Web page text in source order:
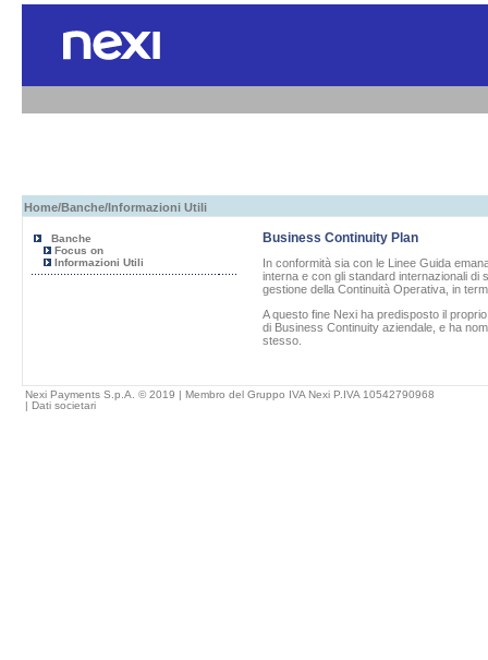
Home/Banche/Informazioni Utili
Banche
Focus on
Informazioni Utili
Business Continuity Plan
In conformità sia con le Linee Guida
interna e con gli standard internazionali di
gestione della Continuità Operativa, in
A questo fine Nexi ha predisposto il
di Business Continuity aziendale, e ha
stesso.
Nexi Payments S.p.A. © 2019 | Membro del Gruppo IVA Nexi P.IVA 10542790968
| Dati societari